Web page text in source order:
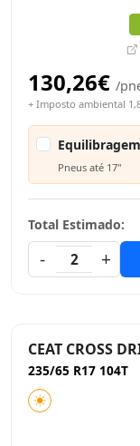
130,26€ /
+ Imposto ambiental
Pneus até 17"
Total Estimado:
-
2 +
CEAT CROSS
235/65 R17 104T